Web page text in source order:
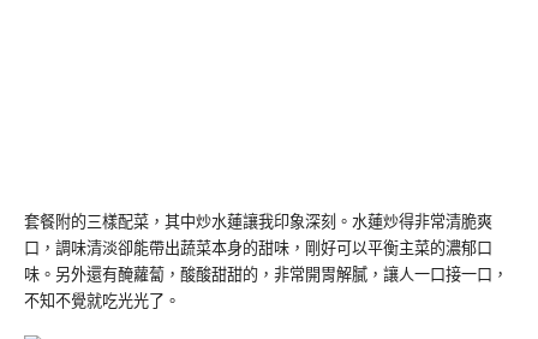
套餐附的三樣配菜，其中炒水蓮讓我印象深刻。水蓮炒得非常清脆爽
口，調味清淡卻能帶出蔬菜本身的甜味，剛好可以平衡主菜的濃郁口
味。另外還有醃蘿蔔，酸酸甜甜的，非常開胃解膩，讓人一口接一口，
不知不覺就吃光光了。